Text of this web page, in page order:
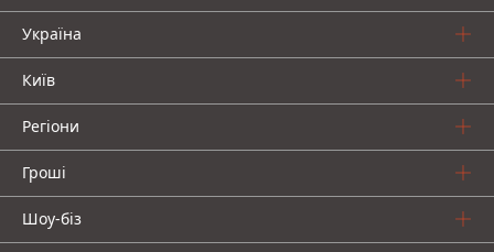
Україна
Київ
Регіони
Гроші
Шоу-біз